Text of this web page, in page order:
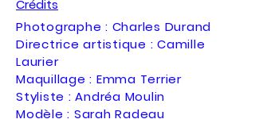
Crédits
Photographe : Charles Durand
Directrice artistique : Camille
Laurier
Maquillage : Emma Terrier
Styliste : Andréa Moulin
Modèle : Sarah Radeau